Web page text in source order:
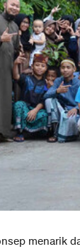
menarik